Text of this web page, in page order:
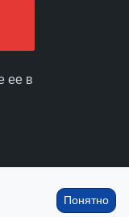
ее в
Понятно